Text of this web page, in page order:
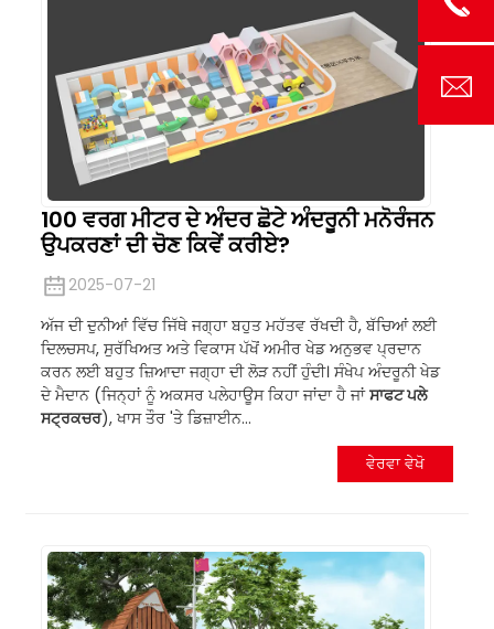
100 ਵਰਗ ਮੀਟਰ ਦੇ ਅੰਦਰ ਛੋਟੇ ਅੰਦਰੂਨੀ ਮਨੋਰੰਜਨ
ਉਪਕਰਣਾਂ ਦੀ ਚੋਣ ਕਿਵੇਂ ਕਰੀਏ?
2025-07-21
ਅੱਜ ਦੀ ਦੁਨੀਆਂ ਵਿੱਚ ਜਿੱਥੇ ਜਗ੍ਹਾ ਬਹੁਤ ਮਹੱਤਵ ਰੱਖਦੀ ਹੈ, ਬੱਚਿਆਂ ਲਈ
ਦਿਲਚਸਪ, ਸੁਰੱਖਿਅਤ ਅਤੇ ਵਿਕਾਸ ਪੱਖੋਂ ਅਮੀਰ ਖੇਡ ਅਨੁਭਵ ਪ੍ਰਦਾਨ
ਕਰਨ ਲਈ ਬਹੁਤ ਜ਼ਿਆਦਾ ਜਗ੍ਹਾ ਦੀ ਲੋੜ ਨਹੀਂ ਹੁੰਦੀ। ਸੰਖੇਪ ਅੰਦਰੂਨੀ ਖੇਡ
ਦੇ ਮੈਦਾਨ (ਜਿਨ੍ਹਾਂ ਨੂੰ ਅਕਸਰ ਪਲੇਹਾਊਸ ਕਿਹਾ ਜਾਂਦਾ ਹੈ ਜਾਂਸਾਫਟ ਪਲੇ
ਸਟ੍ਰਕਚਰ), ਖਾਸ ਤੌਰ 'ਤੇ ਡਿਜ਼ਾਈਨ...
ਵੇਰਵਾ ਵੇਖੋ